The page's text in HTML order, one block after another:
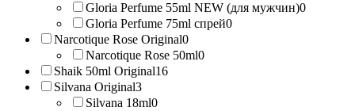
Gloria Perfume 55ml NEW (для мужчин)0
Gloria Perfume 75ml спрей0
Narcotique Rose Original0
Narcotique Rose 50ml0
Shaik 50ml Original16
Silvana Original3
Silvana 18ml0